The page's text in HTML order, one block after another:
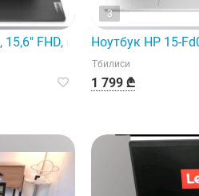
устройство.
15,6" FHD, процессор i5-
3
Ноутбук HP 15-
Тбилиси
1 799 ₾